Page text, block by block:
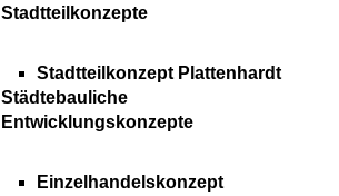
Stadtteilkonzepte
Stadtteilkonzept Plattenhardt
Städtebauliche
Entwicklungskonzepte
Einzelhandelskonzept